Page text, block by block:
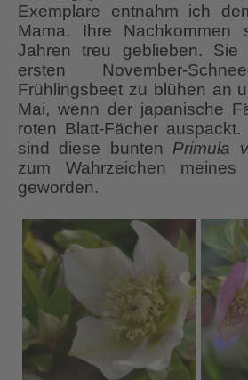
Exemplare entnahm ich
Mama. Ihre
Jahren treu geblieben.
ersten November-
Frühlingsbeet zu blühen an
Mai, wenn der japanische
roten Blatt-Fächer
sind diese buntenPrimula
zum Wahrzeichen meines
geworden.